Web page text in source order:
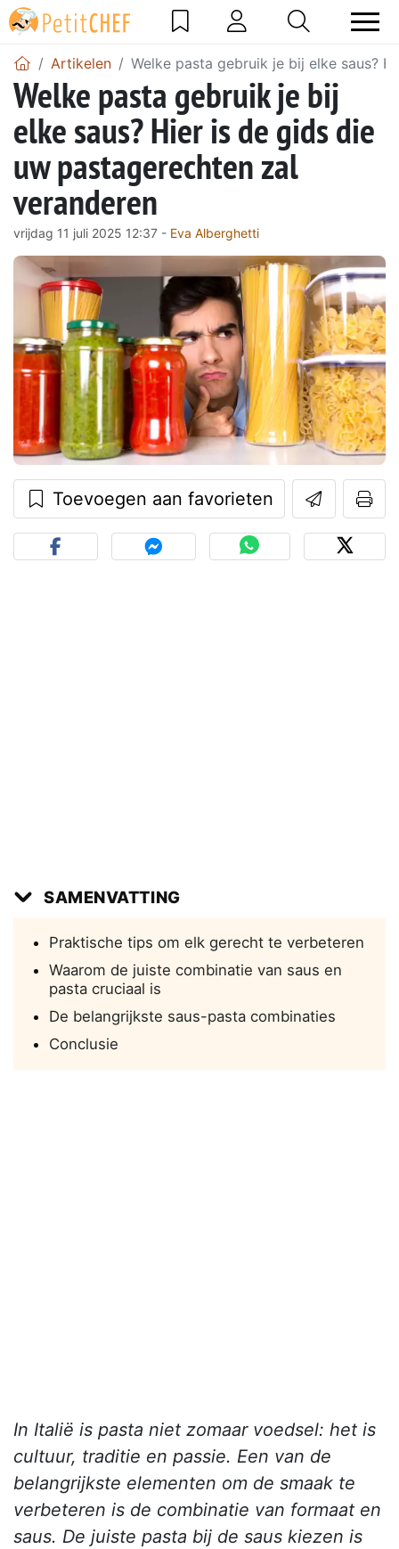
Artikelen Welke pasta gebruik je bij elke saus?
Welke pasta gebruik je bij
elke saus? Hier is de gids die
uw pastagerechten zal
veranderen
vrijdag 11 juli 2025 12:37 - Eva Alberghetti
Toevoegen aan favorieten
SAMENVATTING
Praktische tips om elk gerecht te verbeteren
Waarom de juiste combinatie van saus en
pasta cruciaal is
De belangrijkste saus-pasta combinaties
Conclusie
In Italië is pasta niet zomaar voedsel: het is
cultuur, traditie en passie. Een van de
belangrijkste elementen om de smaak te
verbeteren is de combinatie van formaat en
saus. De juiste pasta bij de saus kiezen is